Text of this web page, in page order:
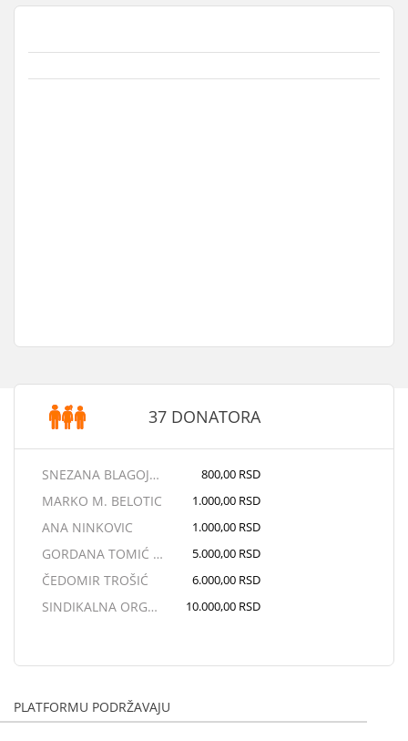
37 DONATORA
SNEZANA BLAGOJEVIC 800,00 RSD
MARKO M. BELOTIC 1.000,00 RSD
ANA NINKOVIC 1.000,00 RSD
GORDANA TOMIĆ I VLADAN ŽIVANOVIĆ, 5.000,00 RSD
ČEDOMIR TROŠIĆ 6.000,00 RSD
SINDIKALNA ORGANIZACIJA VIŠEG SUDA 10.000,00 RSD
MILICA PEJKOVIC
PLATFORMU PODRŽAVAJU